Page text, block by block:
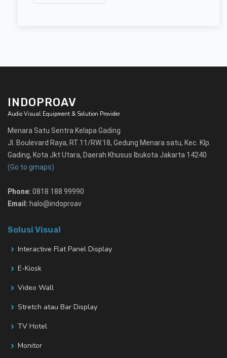
INDOPROAV
Audio Visual Equipment & Solution Provider
Menara Satu Sentra Kelapa Gading
Jl. Boulevard Raya, RT.11/RW.18, Gedung Menara satu, Kec. Klp.
Gading, Kota Jkt Utara, Daerah Khusus Ibukota Jakarta 14240
(Go to gmaps)
Phone: 0818 188 99990
Email: halo@indoproav
Solusi Visual
Interactive Flat Panel Display
E-Kiosk
Video Wall
Stretch atau Bar Display
TV Hotel
Monitor